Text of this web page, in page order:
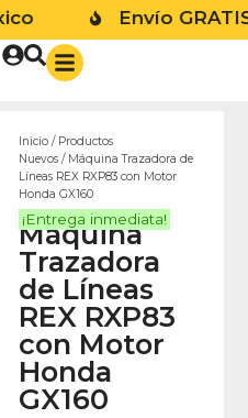
Envío GRATIS en
Inicio/ Productos
Nuevos/ Máquina Trazadora de
Líneas REX RXP83 con Motor
Honda GX160
¡Entrega inmediata!
Máquina
Trazadora
de Líneas
REX RXP83
con Motor
Honda
GX160